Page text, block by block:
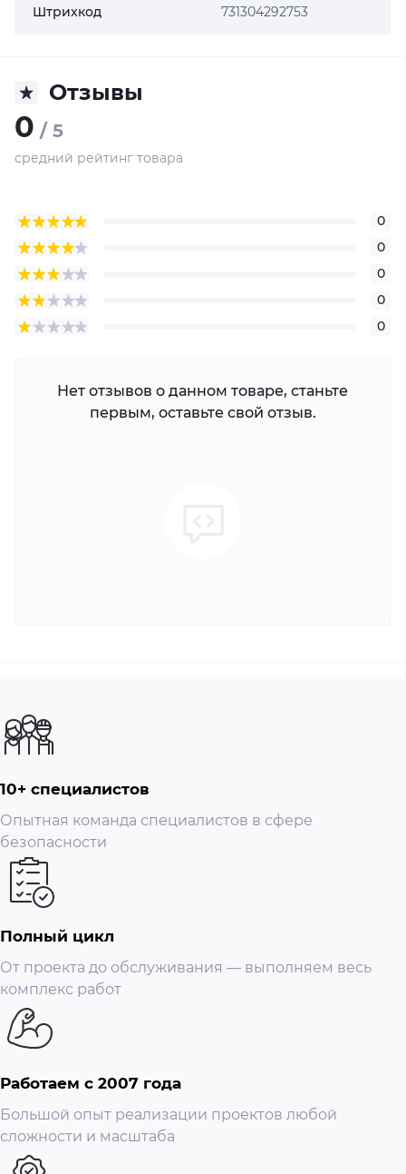
Штрихкод 731304292753
Отзывы
0 / 5
средний рейтинг товара
0
0
0
0
0
Нет отзывов о данном товаре, станьте
первым, оставьте свой отзыв.
10+ специалистов
Опытная команда специалистов в сфере
безопасности
Полный цикл
От проекта до обслуживания — выполняем весь
комплекс работ
Работаем с 2007 года
Большой опыт реализации проектов любой
сложности и масштаба